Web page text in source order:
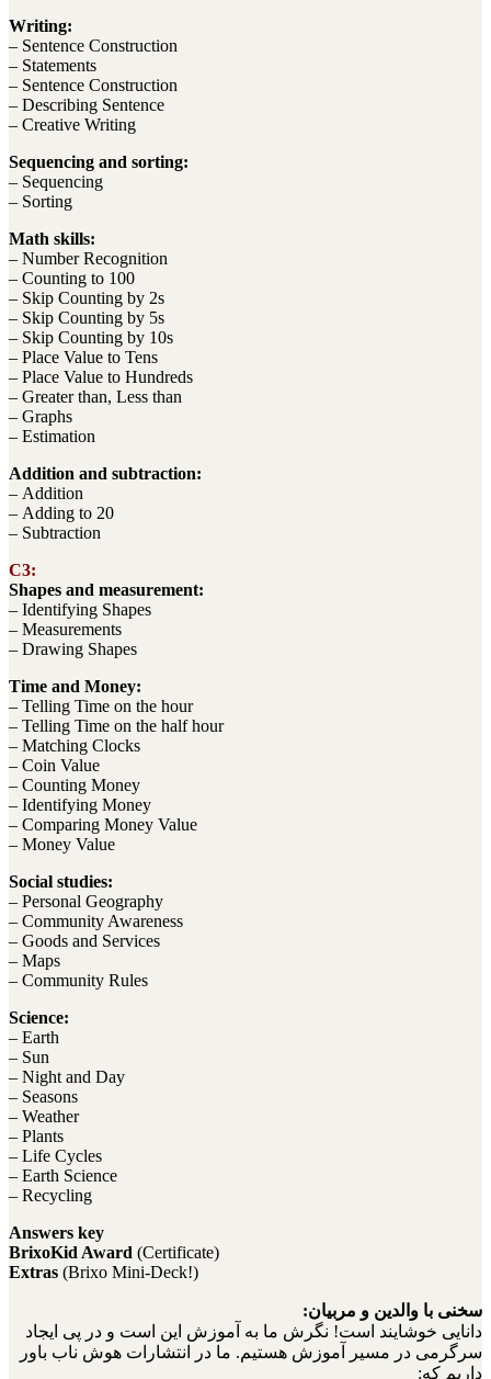
Writing:
– Sentence Construction
– Statements
– Sentence Construction
– Describing Sentence
– Creative Writing
Sequencing and sorting:
– Sequencing
– Sorting
Math skills:
– Number Recognition
– Counting to 100
– Skip Counting by 2s
– Skip Counting by 5s
– Skip Counting by 10s
– Place Value to Tens
– Place Value to Hundreds
– Greater than, Less than
– Graphs
– Estimation
Addition and subtraction:
– Addition
– Adding to 20
– Subtraction
C3:
Shapes and measurement:
– Identifying Shapes
– Measurements
– Drawing Shapes
Time and Money:
– Telling Time on the hour
– Telling Time on the half hour
– Matching Clocks
– Coin Value
– Counting Money
– Identifying Money
– Comparing Money Value
– Money Value
Social studies:
– Personal Geography
– Community Awareness
– Goods and Services
– Maps
– Community Rules
Science:
– Earth
– Sun
– Night and Day
– Seasons
– Weather
– Plants
– Life Cycles
– Earth Science
– Recycling
Answers key
BrixoKid Award (Certificate)
Extras (Brixo Mini-Deck!)
سخنی با والدین و مربیان:
دانایی خوشایند است! نگرش ما به آموزش این است و در پی ایجاد
سرگرمی در مسیر آموزش هستیم. ما در انتشارات هوش ناب باور
داریم که: